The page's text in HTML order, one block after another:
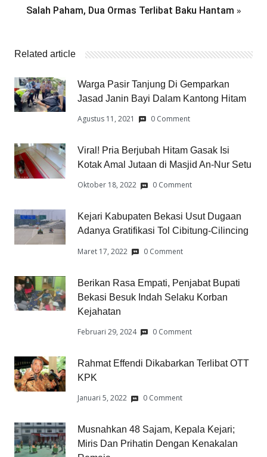
Salah Paham, Dua Ormas Terlibat Baku Hantam »
Related article
Warga Pasir Tanjung Di Gemparkan
Jasad Janin Bayi Dalam Kantong Hitam
Agustus 11, 2021 0 Comment
Viral! Pria Berjubah Hitam Gasak Isi
Kotak Amal Jutaan di Masjid An-Nur Setu
Oktober 18, 2022 0 Comment
Kejari Kabupaten Bekasi Usut Dugaan
Adanya Gratifikasi Tol Cibitung-Cilincing
Maret 17, 2022 0 Comment
Berikan Rasa Empati, Penjabat Bupati
Bekasi Besuk Indah Selaku Korban
Kejahatan
Februari 29, 2024 0 Comment
Rahmat Effendi Dikabarkan Terlibat OTT
KPK
Januari 5, 2022 0 Comment
Musnahkan 48 Sajam, Kepala Kejari;
Miris Dan Prihatin Dengan Kenakalan